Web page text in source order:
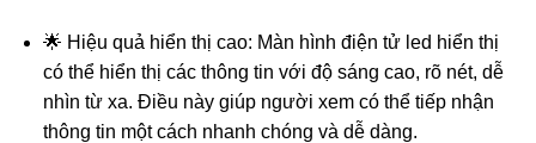
🌟 Hiệu quả hiển thị cao: Màn hình điện tử led hiển thị
có thể hiển thị các thông tin với độ sáng cao, rõ nét, dễ
nhìn từ xa. Điều này giúp người xem có thể tiếp nhận
thông tin một cách nhanh chóng và dễ dàng.